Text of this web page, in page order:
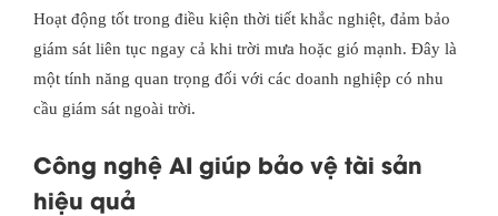
Hoạt động tốt trong điều kiện thời tiết khắc nghiệt, đảm bảo
giám sát liên tục ngay cả khi trời mưa hoặc gió mạnh. Đây là
một tính năng quan trọng đối với các doanh nghiệp có nhu
cầu giám sát ngoài trời.
Công nghệ AI giúp bảo vệ tài sản
hiệu quả